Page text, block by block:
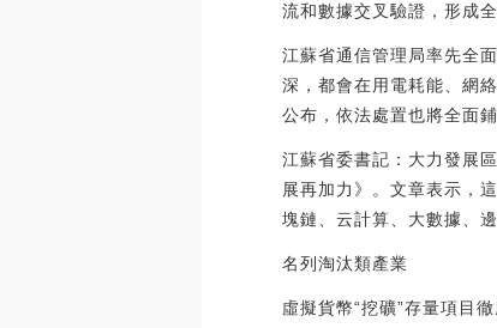
流和數據交叉驗證，形成
江蘇省通信管理局率先全
深，都會在用電耗能、網
公布，依法處置也將全面鋪
江蘇省委書記：大力發展
展再加力》。文章表示，
塊鏈、云計算、大數據、
名列淘汰類產業
虛擬貨幣“挖礦”存量項目